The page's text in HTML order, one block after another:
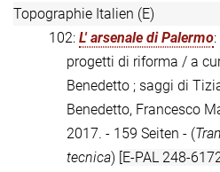
Topographie Italien (E)
102: L' arsenale di Palermo
progetti di riforma / a
Benedetto ; saggi di
Benedetto, Francesco
2017. - 159 Seiten - (
tecnica) [E-PAL 248-